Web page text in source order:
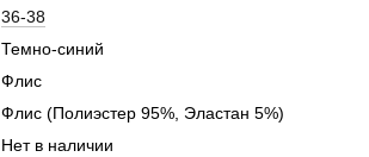
36-38
Темно-синий
Флис
Флис (Полиэстер 95%, Эластан 5%)
Нет в наличии